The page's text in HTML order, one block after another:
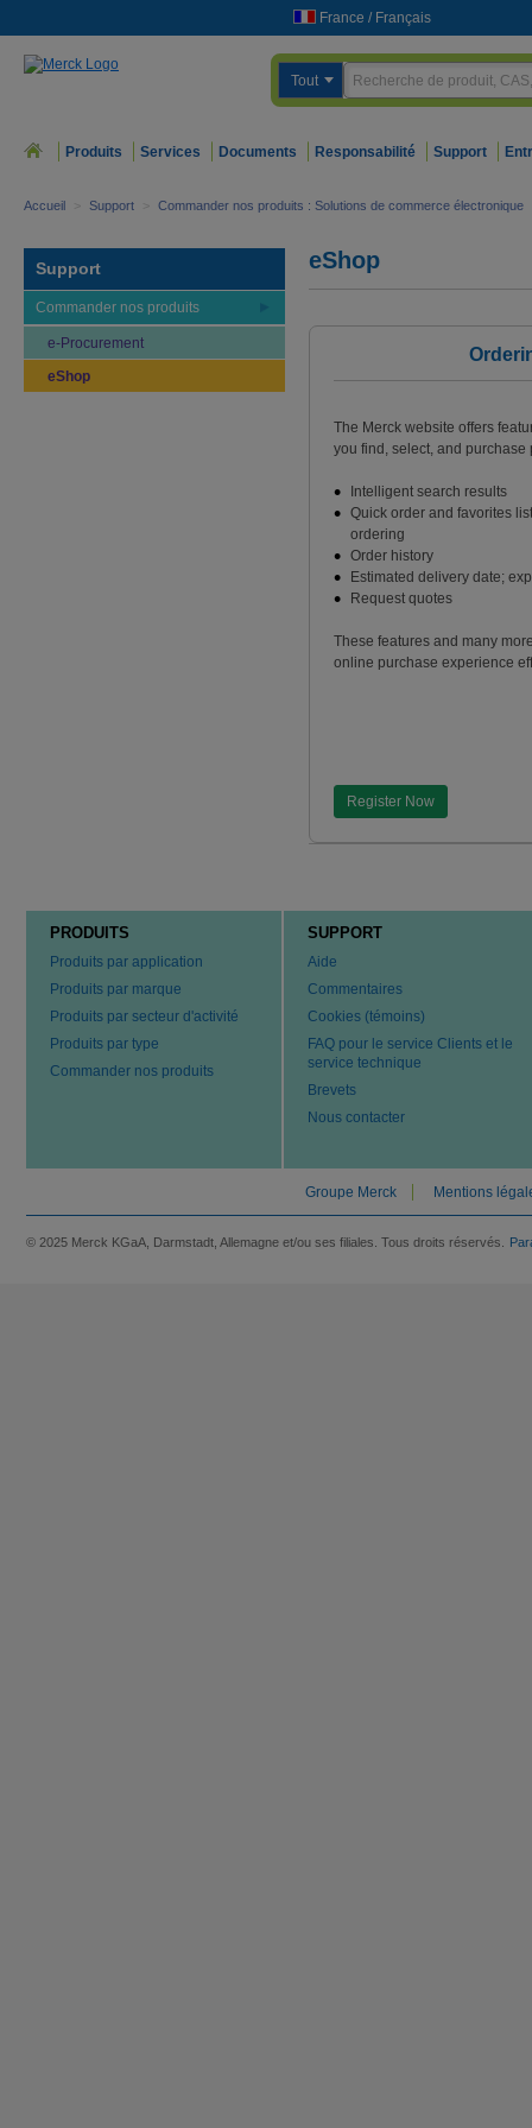
France / Français
Tout
Produits Services Documents Responsabilité Support
Accueil > Support > Commander nos produits : Solutions de commerce électronique
Support
Commander nos produits
e-Procurement
eShop
eShop
The Merck website offers
you find, select, and purchase
Intelligent search results
Quick order and favorites
ordering
Order history
Estimated delivery date;
Request quotes
These features and many
online purchase experience
Register Now
PRODUITS
Produits par application
Produits par marque
Produits par secteur d'activité
Produits par type
Commander nos produits
SUPPORT
Aide
Commentaires
Cookies (témoins)
FAQ pour le service Clients et le
service technique
Brevets
Nous contacter
Groupe Merck Mentions
© 2025 Merck KGaA, Darmstadt, Allemagne et/ou ses filiales. Tous droits réservés.